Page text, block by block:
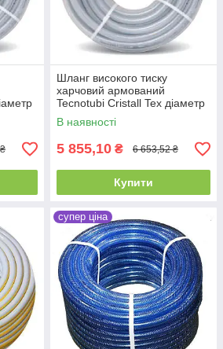
15)
Шланг високого тиску
харчовий армований
Tecnotubi Cristall Tex діаметр
19 мм, довжина 50 м (CT 19)
В наявності
5 855,10 ₴ 6 653,52 ₴
Купити
супер ціна